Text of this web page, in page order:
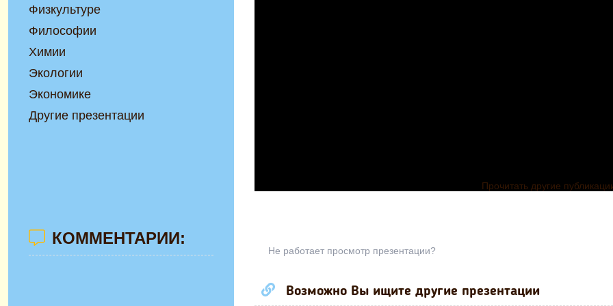
Прочитать другие
Не работает просмотр презентации?
Возможно Вы ищите другие презентации
Презентация по
изобразительному
Презентация
Физкультуре
Философии
Химии
Экологии
Экономике
Другие презентации
КОММЕНТАРИИ: